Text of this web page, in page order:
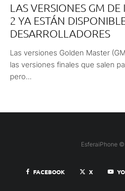
LAS VERSIONES GM
2 YA ESTÁN
DESARROLLADORES
Las versiones Golden Master
las versiones finales que salen
pero...
EsferaiPhone
FACEBOOK X